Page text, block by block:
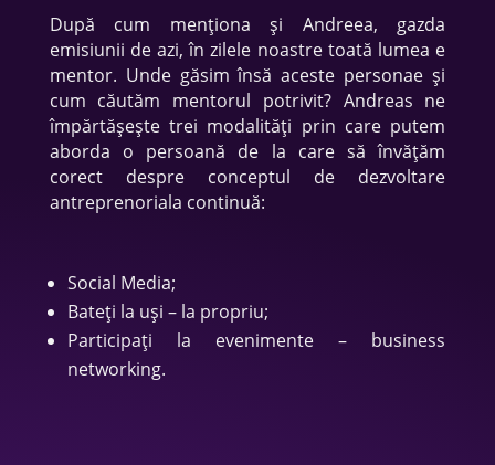
După cum menționa și Andreea, gazda
emisiunii de azi, în zilele noastre toată lumea e
mentor. Unde găsim însă aceste personae și
cum căutăm mentorul potrivit? Andreas ne
împărtășește trei modalități prin care putem
aborda o persoană de la care să învățăm
corect despre conceptul de dezvoltare
antreprenoriala continuă:
Social Media;
Bateți la uși – la propriu;
Participați la evenimente – business
networking.